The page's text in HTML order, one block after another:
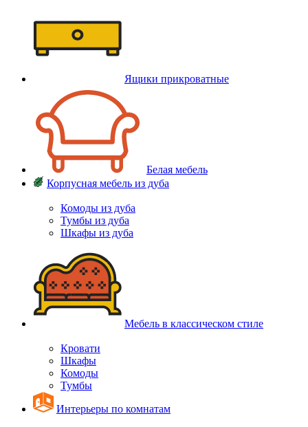
Ящики прикроватные
Белая мебель
Корпусная мебель из дуба
Комоды из дуба
Тумбы из дуба
Шкафы из дуба
Мебель в классическом стиле
Кровати
Шкафы
Комоды
Тумбы
Интерьеры по комнатам